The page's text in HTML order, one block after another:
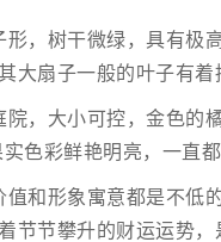
，树干微绿，具有极
扇子一般的叶子有着
，大小可控，金色的
色彩鲜艳明亮，一直
和形象寓意都是不低
节节攀升的财运运势